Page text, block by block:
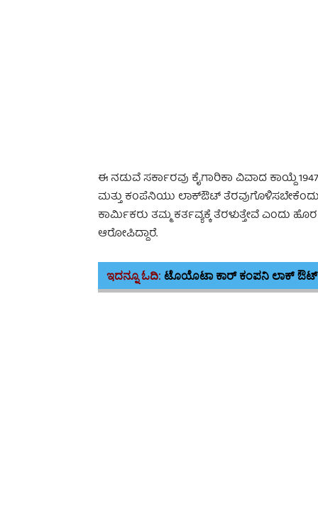
ಈ ನಡುವೆ ಸರ್ಕಾರವು ಕೈಗಾರಿಕಾ ವಿವಾದ ಕಾಯ್ದೆ
ಮತ್ತು ಕಂಪೆನಿಯು ಲಾಕ್‌ಔಟ್‌‌
ಕಾರ್ಮಿಕರು ತಮ್ಮ ಕರ್ತವ್ಯಕ್ಕೆ ತೆರಳುತ್ತೇವೆ ಎಂದು
ಆರೋಪಿದ್ದಾರೆ.
ಇದನ್ನೂ ಓದಿ: ಟೊಯೊಟಾ ಕಾರ್ ಕಂಪನಿ ಲಾಕ್‌ ಔಟ್?-